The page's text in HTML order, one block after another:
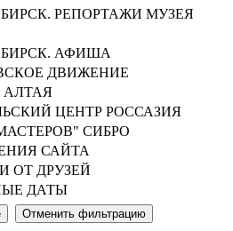
РЕПОРТАЖИ МУЗЕЯ
АФИША
ДВИЖЕНИЕ
АЛТАЯ
ЦЕНТР РОССАЗИЯ
СИБРО
САЙТА
ОТ ДРУЗЕЙ
ДАТЫ